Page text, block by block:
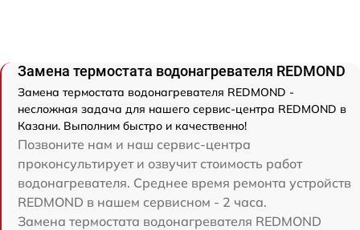
Замена термостата водонагревателя REDMOND
Замена термостата водонагревателя REDMOND -
несложная задача для нашего сервис-центра REDMOND в
Казани. Выполним быстро и качественно!
Позвоните нам и наш сервис-центра
проконсультирует и озвучит стоимость работ
водонагревателя. Среднее время ремонта устройств
REDMOND в нашем сервисном - 2 часа.
Замена термостата водонагревателя REDMOND